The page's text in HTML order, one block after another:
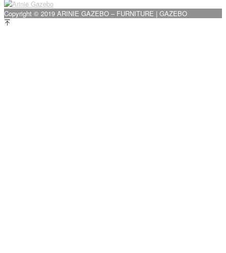
Copyright © 2019 ARINIE GAZEBO – FURNITURE | GAZEBO